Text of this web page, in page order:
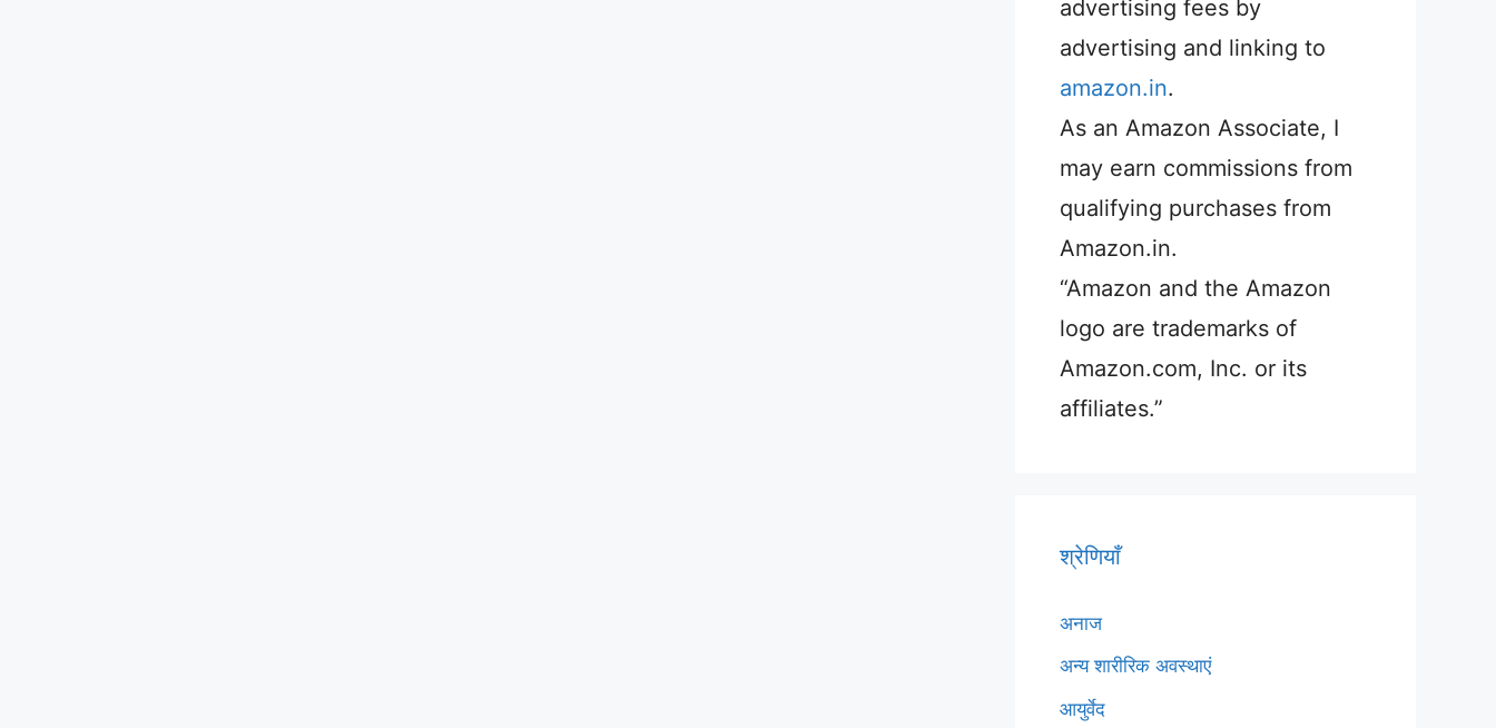
advertising fees by
advertising and linking to
amazon.in.
As an Amazon Associate, I
may earn commissions from
qualifying purchases from
Amazon.in.
“Amazon and the Amazon
logo are trademarks of
Amazon.com, Inc. or its
affiliates.”
श्रेणियाँ
अनाज
अन्य शारीरिक अवस्थाएं
आयुर्वेद